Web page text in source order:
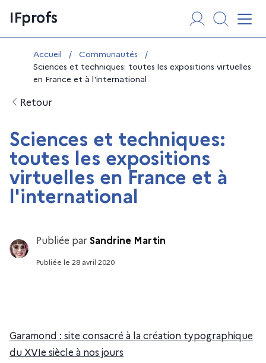
au
contenu
IFprofs
Vous êtes ici :
Accueil / Communautés
/
Sciences et techniques: toutes les expositions virtuelles
en France et à l'international
Retour
Sciences et techniques:
toutes les expositions
virtuelles en France et à
l'international
Publiée parSandrine Martin
Publiée le 28 avril 2020
Garamond : site consacré à la création typographique
du XVIe siècle à nos jours